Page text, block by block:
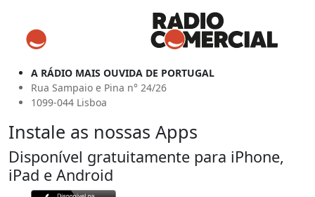
A RÁDIO MAIS OUVIDA DE PORTUGAL
Rua Sampaio e Pina n° 24/26
1099-044 Lisboa
Instale as nossas Apps
Disponível gratuitamente para iPhone,
iPad e Android